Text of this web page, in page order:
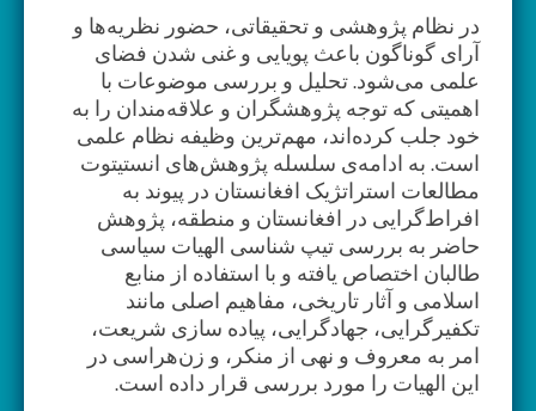
در نظام پژوهشی و تحقیقاتی، حضور نظریه‌ها و
آرای گوناگون باعث پویایی و غنی شدن فضای
علمی می‌شود. تحلیل و بررسی موضوعات با
اهمیتی که توجه پژوهشگران و علاقه‌مندان را به
خود جلب کرده‌اند، مهم‌ترین وظیفه نظام علمی
است. به ادامه‌ی سلسله پژوهش‌های انستیتوت
مطالعات استراتژیک افغانستان در پیوند به
افراط‌گرایی در افغانستان و منطقه، پژوهش
حاضر به بررسی تیپ شناسی الهیات سیاسی
طالبان اختصاص یافته و با استفاده از منابع
اسلامی و آثار تاریخی، مفاهیم اصلی مانند
تکفیرگرایی، جهادگرایی، پیاده سازی شریعت،
امر به معروف و نهی از منکر، و زن‌هراسی در
این الهیات را مورد بررسی قرار داده است.